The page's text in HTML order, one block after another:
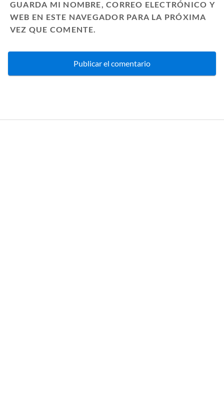
GUARDA MI NOMBRE, CORREO ELECTRÓNICO Y
WEB EN ESTE NAVEGADOR PARA LA PRÓXIMA
VEZ QUE COMENTE.